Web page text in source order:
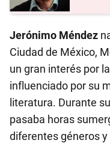
Jerónimo Méndez
Ciudad de México,
un gran interés por
influenciado por su
literatura. Durante
pasaba horas
diferentes géneros